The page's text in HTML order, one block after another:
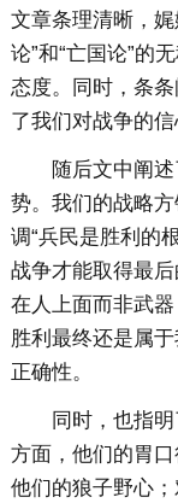
文章条理清晰，
论”和“亡国论”的
态度。同时，条
了我们对战争的信
随后文中阐
势。我们的战略
调“兵民是胜利的
战争才能取得最
在人上面而非武
胜利最终还是属
正确性。
同时，也指
方面，他们的胃
他们的狼子野心